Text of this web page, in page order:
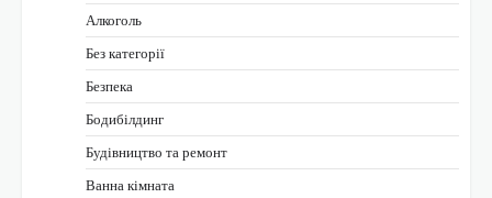
Алкоголь
Без категорії
Безпека
Бодибілдинг
Будівництво та ремонт
Ванна кімната